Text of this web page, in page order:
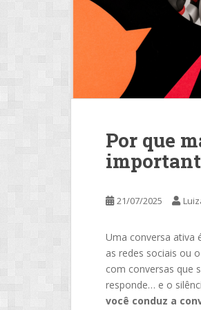
Por que
21/07/2025
Uma conversa ativa
as redes sociais ou
com conversas que
responde… e o
você conduz a